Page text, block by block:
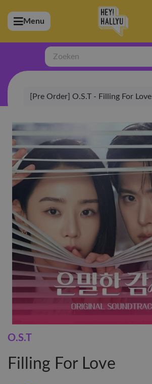
(Artiesten)
(Merchandise)
(Exclusive)
(Winkel)
Menu
Zoeken
[Pre Order] O.S.T - Filling For Love
O.S.T
Filling For Love